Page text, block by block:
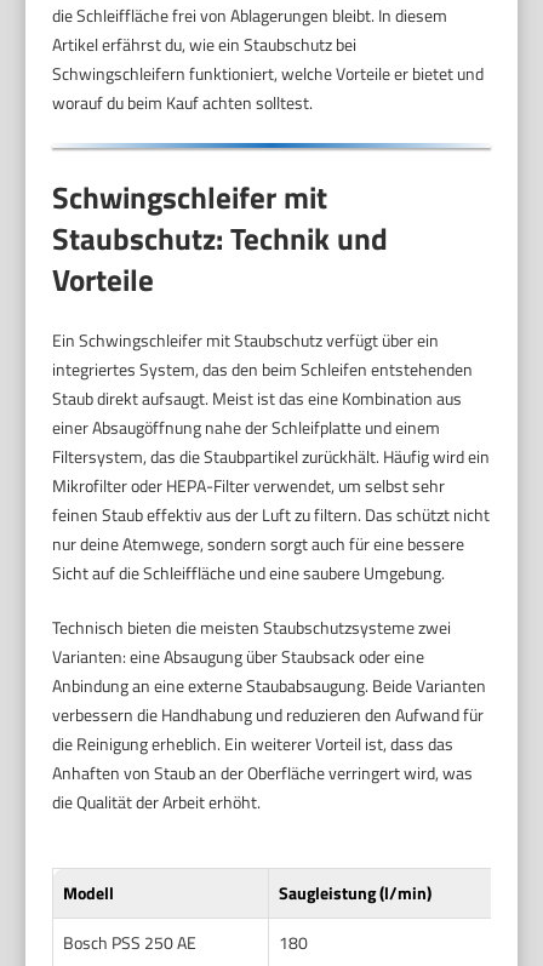
die Schleiffläche frei von Ablagerungen bleibt. In diesem
Artikel erfährst du, wie ein Staubschutz bei
Schwingschleifern funktioniert, welche Vorteile er bietet und
worauf du beim Kauf achten solltest.
Schwingschleifer mit
Staubschutz: Technik und
Vorteile
Ein Schwingschleifer mit Staubschutz verfügt über ein
integriertes System, das den beim Schleifen entstehenden
Staub direkt aufsaugt. Meist ist das eine Kombination aus
einer Absaugöffnung nahe der Schleifplatte und einem
Filtersystem, das die Staubpartikel zurückhält. Häufig wird ein
Mikrofilter oder HEPA-Filter verwendet, um selbst sehr
feinen Staub effektiv aus der Luft zu filtern. Das schützt nicht
nur deine Atemwege, sondern sorgt auch für eine bessere
Sicht auf die Schleiffläche und eine saubere Umgebung.
Technisch bieten die meisten Staubschutzsysteme zwei
Varianten: eine Absaugung über Staubsack oder eine
Anbindung an eine externe Staubabsaugung. Beide Varianten
verbessern die Handhabung und reduzieren den Aufwand für
die Reinigung erheblich. Ein weiterer Vorteil ist, dass das
Anhaften von Staub an der Oberfläche verringert wird, was
die Qualität der Arbeit erhöht.
Modell Saugleistung (l/min)
Bosch PSS 250 AE
180